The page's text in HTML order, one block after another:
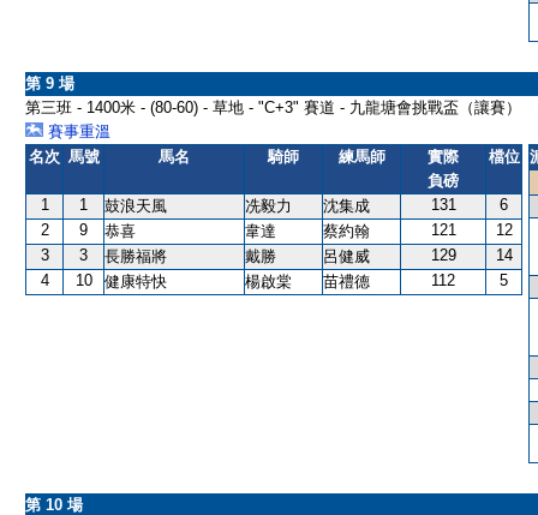
第 9 場
第三班 - 1400米 - (80-60) - 草地 - "C+3" 賽道 - 九龍塘會挑戰盃（讓賽）
賽事重溫
名次 馬號 馬名 騎師 練馬師
實際
負磅
檔位
1 1 鼓浪天風 冼毅力 沈集成 131
6
2
9 恭喜 韋達 蔡約翰 121
12
3
3 長勝福將 戴勝 呂健威 129
14
4
10 健康特快 楊啟棠 苗禮德 112 5
第 10 場